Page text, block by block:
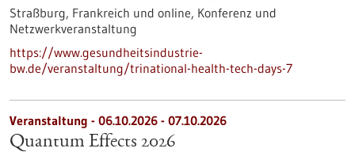
Straßburg, Frankreich und online, Konferenz und
Netzwerkveranstaltung
https://www.gesundheitsindustrie-
bw.de/veranstaltung/trinational-health-tech-days-7
Veranstaltung - 06.10.2026 - 07.10.2026
Quantum Effects 2026